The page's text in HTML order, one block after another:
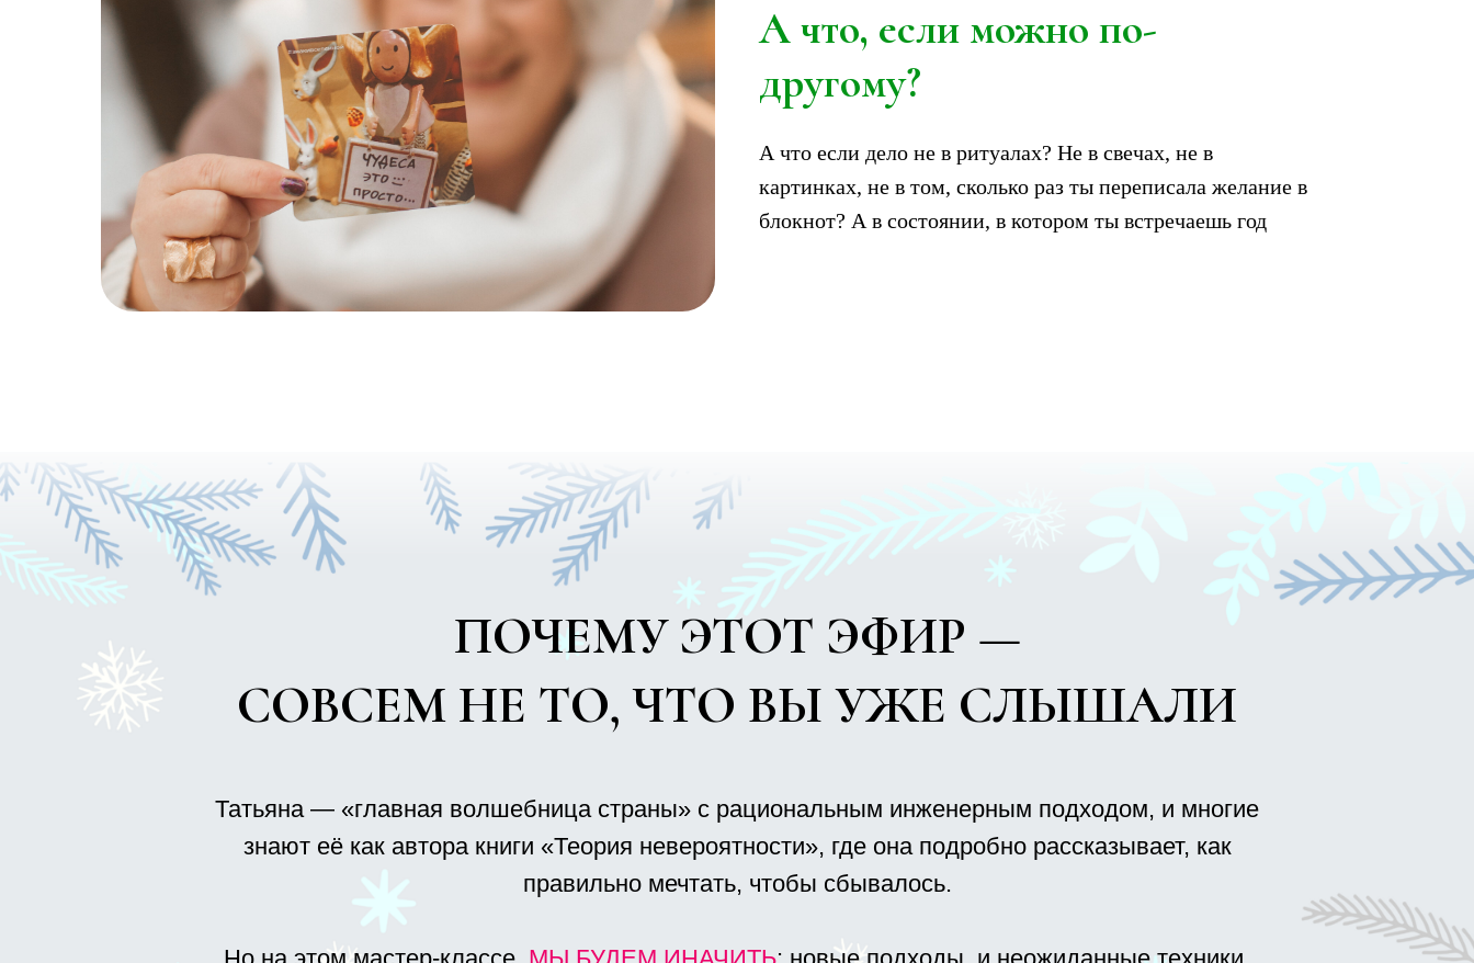
А что, если можно по-
другому?
А что если дело не в ритуалах? Не в свечах, не в
картинках, не в том, сколько раз ты переписала желание в
блокнот? А в состоянии, в котором ты встречаешь год
СОВСЕМ НЕ ТО, ЧТО ВЫ УЖЕ СЛЫШАЛИ
Татьяна — «главная волшебница страны» с рациональным инженерным подходом, и многие
знают её как автора книги «Теория невероятности», где она подробно рассказывает, как
правильно мечтать, чтобы сбывалось.
Но на этом мастер-классеМЫ БУДЕМ ИНАЧИТЬ: новые подходы, и неожиданные техники,
которых раньше не было нигде.
И, конечно, как всегда с Татьяной, будет весело, легко, радостно, наполнено инсайтами
и вдохновением.